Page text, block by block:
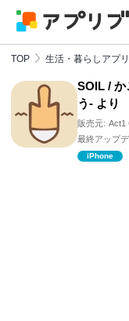
TOP 生活・暮らしアプリ
SOIL / か
う- より
販売元: Act1
最終アップ
iPhone